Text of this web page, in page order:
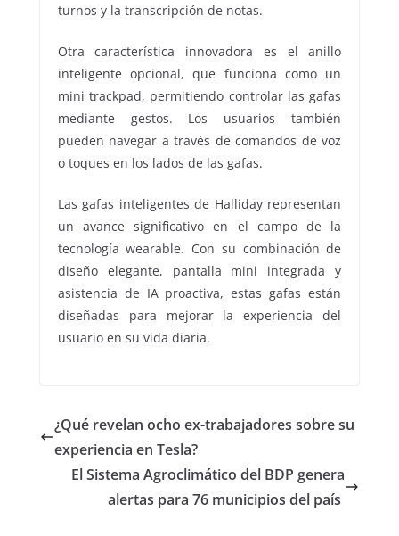
turnos y la transcripción de notas.
Otra característica innovadora es el anillo
inteligente opcional, que funciona como un
mini trackpad, permitiendo controlar las gafas
mediante gestos. Los usuarios también
pueden navegar a través de comandos de voz
o toques en los lados de las gafas.
Las gafas inteligentes de Halliday representan
un avance significativo en el campo de la
tecnología wearable. Con su combinación de
diseño elegante, pantalla mini integrada y
asistencia de IA proactiva, estas gafas están
diseñadas para mejorar la experiencia del
usuario en su vida diaria.
¿Qué revelan ocho ex-trabajadores sobre su
experiencia en Tesla?
El Sistema Agroclimático del BDP genera
alertas para 76 municipios del país